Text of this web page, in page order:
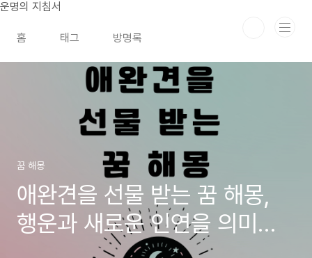
본문 바로가기
운명의 지침서
홈 태그 방명록
꿈 해몽
애완견을 선물 받는 꿈 해몽,
행운과 새로운 인연을 의미하